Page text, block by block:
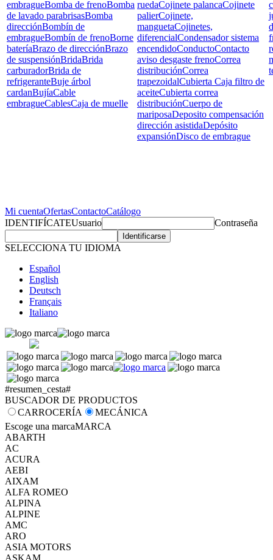
embragueBomba de frenoBomba
de lavado parabrisasBomba
direcciónBombín de
embragueBombín de frenoBorne
bateríaBrazo de direcciónBrazo
de suspensiónBridaBrida
carburadorBrida de
refrigeranteBuje árbol
cardanBujíaCable
embragueCablesCaja de muelle
ruedaCojinete palancaCojinete
palierCojinete,
manguetaCojinetes,
diferencialCondensador sistema
encendidoConductoContacto
aviso desgaste frenoCorrea
distribuciónCorrea
trapezoidalCubierta Caja filtro de
aceiteCubierta correa
distribuciónCuerpo de
mariposaDeposito compensación
dirección asistidaDepósito
expansiónDisco de embrague
Mi cuentaOfertasContactoCatálogo
IDENTIFÍCATEUsuario Contraseña
SELECCIONA TU IDIOMA
Español
English
Deutsch
Français
Italiano
#resumen_cesta#
BUSCADOR DE PRODUCTOS
CARROCERÍA
MECÁNICA
Escoge una marcaMARCA
ABARTH
AC
ACURA
AEBI
AIXAM
ALFA ROMEO
ALPINA
ALPINE
AMC
ARO
ASIA MOTORS
ASKAM